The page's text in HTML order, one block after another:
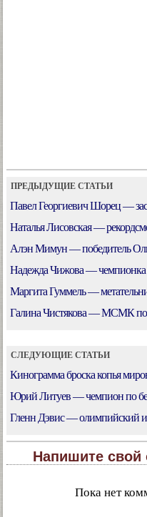
ПРЕДЫДУЩИЕ СТАТЬИ
Павел Георгиевич Шорец —
Наталья Лисовская —
Алэн Мимун — победитель
Надежда Чижова — чемпионка
Маргита Гуммель —
Галина Чистякова — МСМК
СЛЕДУЮЩИЕ СТАТЬИ
Кинограмма броска копья
Юрий Литуев — чемпион по
Гленн Дэвис — олимпийский
Напишите свой
Пока нет